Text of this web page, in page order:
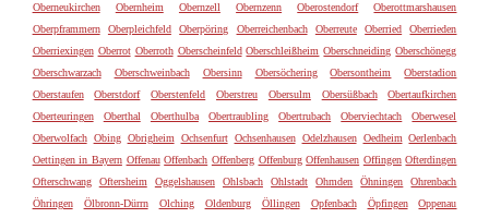
Oberneukirchen
Obernheim Obernzell Obernzenn Oberostendorf
Oberottmarshausen
Oberpframmern
Oberpleichfeld Oberpöring Oberreichenbach Oberreute Oberried
Oberrieden
Oberriexingen Oberrot Oberroth Oberscheinfeld Oberschleißheim Oberschneiding Oberschönegg
Oberschwarzach
Oberschweinbach Obersinn Obersöchering Obersontheim
Oberstadion
Oberstaufen
Oberstdorf Oberstenfeld Oberstreu Obersulm Obersüßbach
Obertaufkirchen
Oberteuringen
Oberthal Oberthulba Obertraubling Obertrubach Oberviechtach
Oberwesel
Oberwolfach Obing Obrigheim Ochsenfurt Ochsenhausen Odelzhausen Oedheim Oerlenbach
Oettingen in Bayern Offenau Offenbach Offenberg Offenburg Offenhausen Offingen Ofterdingen
Ofterschwang
Oftersheim Oggelshausen Ohlsbach Ohlstadt Ohmden Öhningen
Ohrenbach
Öhringen
Ölbronn-Dürrn Olching Oldenburg Öllingen Opfenbach Öpfingen
Oppenau